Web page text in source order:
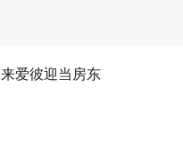
来爱彼迎当房东